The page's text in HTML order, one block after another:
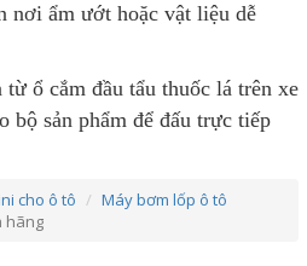
van lốp xe và vặn chặt lại
nơi ẩm ướt hoặc vật liệu dễ
ổ cắm đầu tẩu thuốc lá trên xe